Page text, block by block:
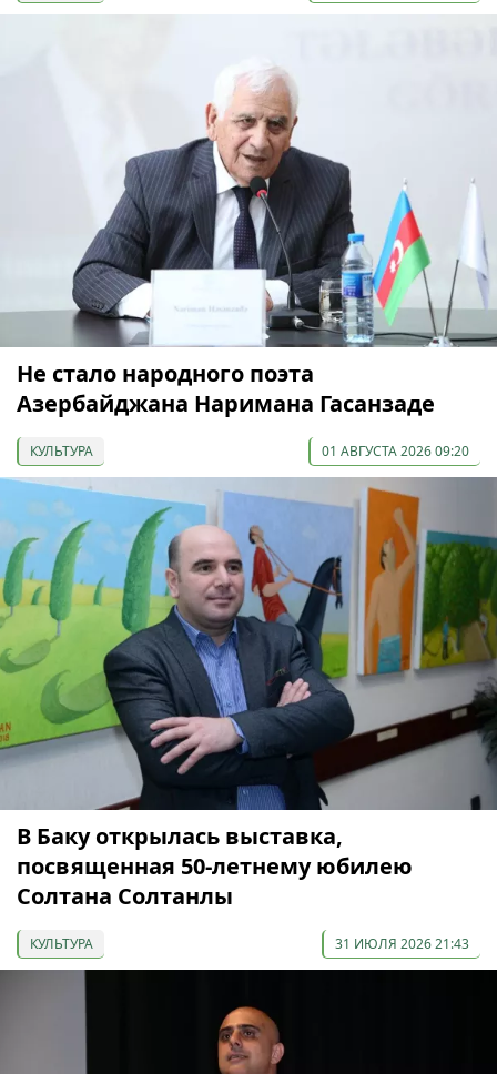
Не стало народного поэта
Азербайджана Наримана Гасанзаде
КУЛЬТУРА 01 АВГУСТА 2026 09:20
В Баку открылась выставка,
посвященная 50-летнему юбилею
Солтана Солтанлы
КУЛЬТУРА 31 ИЮЛЯ 2026 21:43